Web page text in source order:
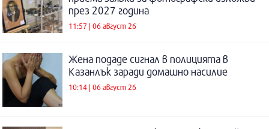
през 2027 година
11:57 | 06 август 26
Жена подаде сигнал в полицията в
Казанлък заради домашно насилие
10:14 | 06 август 26